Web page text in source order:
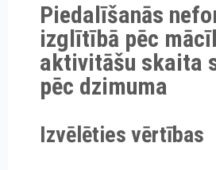
Piedalīšanās
izglītībā pēc
aktivitāšu skaita
pēc dzimuma
Izvēlēties vērtības